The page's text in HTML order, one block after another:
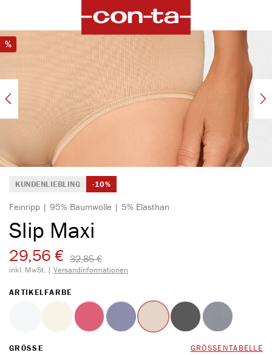
Bildergalerie überspringen
%Rabatt
KUNDENLIEBLING -10%
Feinripp | 95% Baumwolle | 5% Elasthan
Slip Maxi
29,56 € 32,85 €​
inkl. MwSt. | Versandinformationen
ARTIKELFARBE
(Diese Option ist zurzeit nicht verfügbar.)
(Diese Option ist zurzeit nicht verfügbar.)
(Diese Option ist zurzeit nicht verfügbar.)
marine
(Diese Option ist zurzeit nicht verfügbar.)
(Diese Option ist zurzeit nicht
schwarz
(Diese Option ist zurzeit
blue
(Diese Option
GRÖSSE AUSWÄHLEN GRÖSSENTABELLE